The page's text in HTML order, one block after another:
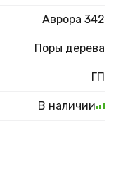
Аврора 342
Поры дерева
ГП
В наличии